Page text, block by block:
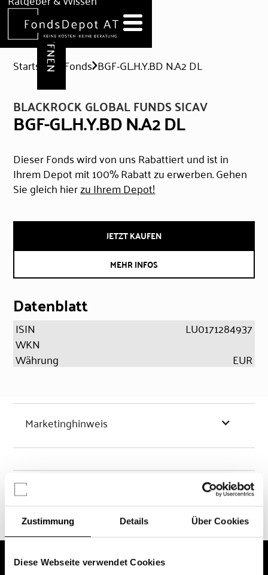
Zustimmung Details Über Cookies
Diese Webseite verwendet Cookies
Hilfe & Formulare
DEPOT ERÖFFNEN
Startseite Fonds BGF-GL.H.Y.BD N.A2 DL
BLACKROCK GLOBAL FUNDS SICAV
BGF-GL.H.Y.BD N.A2 DL
Dieser Fonds wird von uns Rabattiert und ist in
Ihrem Depot mit 100% Rabatt zu erwerben. Gehen
Sie gleich hierzu Ihrem Depot!
JETZT KAUFEN
MEHR INFOS
Datenblatt
ISIN
LU0171284937
WKN
Währung
EUR
Marketinghinweis
Chancen & Risiken